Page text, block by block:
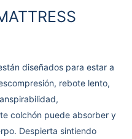
diseñados para estar a
rebote lento,
colchón puede absorber y
Despierta sintiendo